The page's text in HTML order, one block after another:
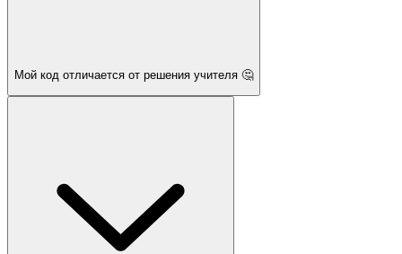
Мой код отличается от решения учителя 🤔